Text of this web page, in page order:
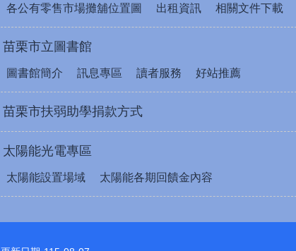
各公有零售市場攤舖位置圖 出租資訊 相關文件下載
苗栗市立圖書館
圖書館簡介 訊息專區 讀者服務 好站推薦
苗栗市扶弱助學捐款方式
太陽能光電專區
太陽能設置場域 太陽能各期回饋金內容